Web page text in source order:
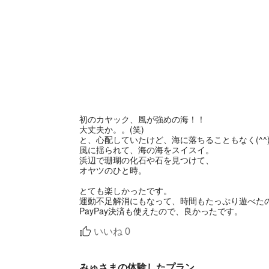
初のカヤック、風が強めの海！！
大丈夫か。。(笑)
と、心配していたけど、海に落ちることもなく(^^)
風に揺られて、海の海をスイスイ。
浜辺で珊瑚の化石や石を見つけて、
オヤツのひと時。
とても楽しかったです。
運動不足解消にもなって、時間もたっぷり遊べた
PayPay決済も使えたので、良かったです。
いいね 0